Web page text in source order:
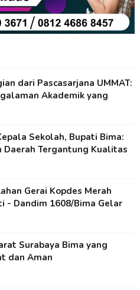
dari Pascasarjana UMMAT:
Akademik yang
Sekolah, Bupati Bima:
Daerah Tergantung Kualitas
Gerai Kopdes Merah
- Dandim 1608/Bima Gelar
Surabaya Bima yang
dan Aman